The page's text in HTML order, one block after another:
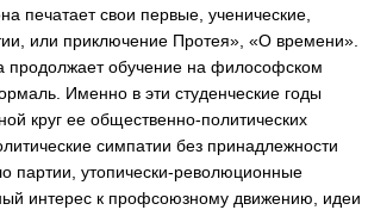
печатает свои первые, ученические,
или приключение Протея», «О времени».
продолжает обучение на философском
Именно в эти студенческие годы
круг ее общественно-политических
симпатии без принадлежности
партии, утопически-революционные
интерес к профсоюзному движению, идеи